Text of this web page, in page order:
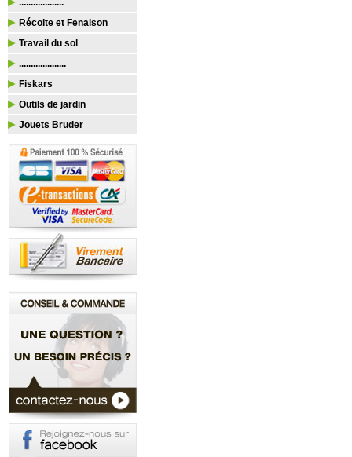
...................
Récolte et Fenaison
Travail du sol
....................
Fiskars
Outils de jardin
Jouets Bruder